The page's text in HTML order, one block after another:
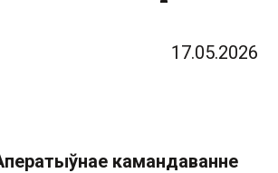
17.05.2026
камандаванне